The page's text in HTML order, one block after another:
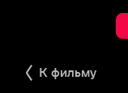
К фильму